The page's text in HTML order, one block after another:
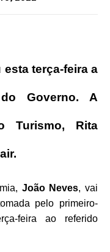
terça-feira a
Governo. A
Turismo, Rita
João Neves, vai
pelo primeiro-
feira ao referido